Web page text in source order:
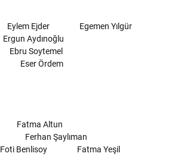
Eylem Ejder
Egemen Yılgür
Ergun Aydınoğlu
Ebru Soytemel
Eser Ördem
Fatma Altun
Ferhan Şaylıman
Foti Benlisoy Fatma Yeşil